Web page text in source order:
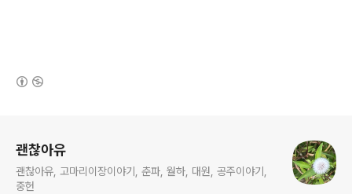
괜찮아유
괜찮아유, 고마리이장이야기, 춘파, 월하, 대원, 공주이야기,
중헌